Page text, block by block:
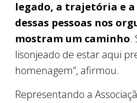
legado, a trajetória e
dessas pessoas nos
mostram um caminho.
lisonjeado de estar aqui
homenagem”, afirmou.
Representando a